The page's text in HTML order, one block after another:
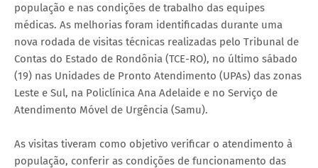
população e nas condições de trabalho das equipes
médicas. As melhorias foram identificadas durante uma
nova rodada de visitas técnicas realizadas pelo Tribunal de
Contas do Estado de Rondônia (TCE-RO), no último sábado
(19) nas Unidades de Pronto Atendimento (UPAs) das zonas
Leste e Sul, na Policlínica Ana Adelaide e no Serviço de
Atendimento Móvel de Urgência (Samu).
As visitas tiveram como objetivo verificar o atendimento à
população, conferir as condições de funcionamento das